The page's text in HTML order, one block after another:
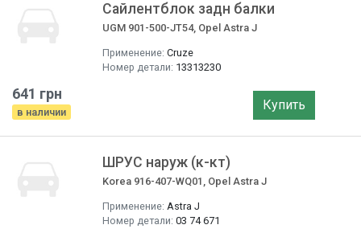
Сайлентблок задн балки
UGM 901-500-JT54, Opel Astra J
Применение: Cruze
Номер детали: 13313230
641 грн
в наличии Купить
ШРУС наруж (к-кт)
Korea 916-407-WQ01, Opel Astra J
Применение: Astra J
Номер детали: 03 74 671